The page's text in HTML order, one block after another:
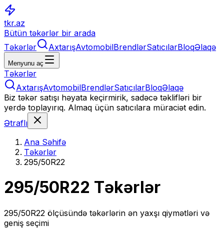
tkr.az
Bütün təkərlər bir arada
Təkərlər
AxtarışAvtomobilBrendlərSatıcılarBloqƏlaqə
Menyunu aç
Təkərlər
AxtarışAvtomobilBrendlərSatıcılarBloqƏlaqə
Biz təkər satışı həyata keçirmirik, sadəcə təklifləri bir
yerdə toplayırıq. Almaq üçün satıcılara müraciət edin.
Ətraflı
Ana Səhifə
Təkərlər
295/50R22
295/50R22 Təkərlər
295/50R22 ölçüsündə təkərlərin ən yaxşı qiymətləri və
geniş seçimi